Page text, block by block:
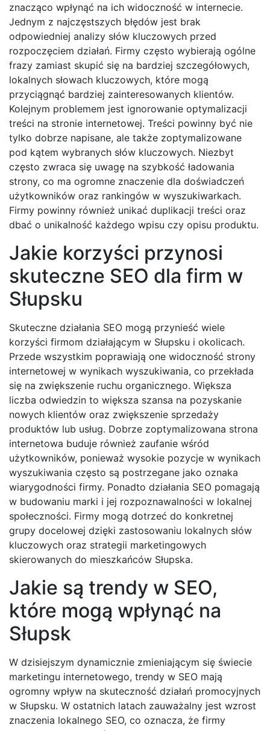
znacząco wpłynąć na ich widoczność w internecie.
Jednym z najczęstszych błędów jest brak
odpowiedniej analizy słów kluczowych przed
rozpoczęciem działań. Firmy często wybierają ogólne
frazy zamiast skupić się na bardziej szczegółowych,
lokalnych słowach kluczowych, które mogą
przyciągnąć bardziej zainteresowanych klientów.
Kolejnym problemem jest ignorowanie optymalizacji
treści na stronie internetowej. Treści powinny być nie
tylko dobrze napisane, ale także zoptymalizowane
pod kątem wybranych słów kluczowych. Niezbyt
często zwraca się uwagę na szybkość ładowania
strony, co ma ogromne znaczenie dla doświadczeń
użytkowników oraz rankingów w wyszukiwarkach.
Firmy powinny również unikać duplikacji treści oraz
dbać o unikalność każdego wpisu czy opisu produktu.
Jakie korzyści przynosi
skuteczne SEO dla firm w
Słupsku
Skuteczne działania SEO mogą przynieść wiele
korzyści firmom działającym w Słupsku i okolicach.
Przede wszystkim poprawiają one widoczność strony
internetowej w wynikach wyszukiwania, co przekłada
się na zwiększenie ruchu organicznego. Większa
liczba odwiedzin to większa szansa na pozyskanie
nowych klientów oraz zwiększenie sprzedaży
produktów lub usług. Dobrze zoptymalizowana strona
internetowa buduje również zaufanie wśród
użytkowników, ponieważ wysokie pozycje w wynikach
wyszukiwania często są postrzegane jako oznaka
wiarygodności firmy. Ponadto działania SEO pomagają
w budowaniu marki i jej rozpoznawalności w lokalnej
społeczności. Firmy mogą dotrzeć do konkretnej
grupy docelowej dzięki zastosowaniu lokalnych słów
kluczowych oraz strategii marketingowych
skierowanych do mieszkańców Słupska.
Jakie są trendy w SEO,
które mogą wpłynąć na
Słupsk
W dzisiejszym dynamicznie zmieniającym się świecie
marketingu internetowego, trendy w SEO mają
ogromny wpływ na skuteczność działań promocyjnych
w Słupsku. W ostatnich latach zauważalny jest wzrost
znaczenia lokalnego SEO, co oznacza, że firmy